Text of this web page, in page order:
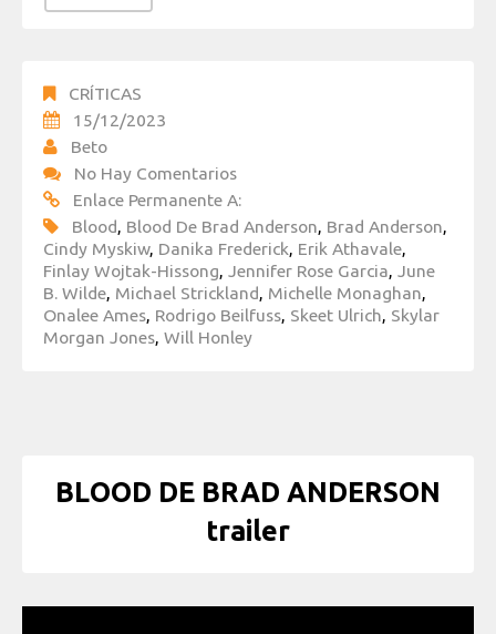
CRÍTICAS
15/12/2023
Beto
No Hay Comentarios
Enlace Permanente A:
Blood, Blood De Brad Anderson, Brad Anderson,
Cindy Myskiw, Danika Frederick, Erik Athavale,
Finlay Wojtak-Hissong, Jennifer Rose Garcia, June
B. Wilde, Michael Strickland, Michelle Monaghan,
Onalee Ames, Rodrigo Beilfuss, Skeet Ulrich, Skylar
Morgan Jones, Will Honley
BLOOD DE BRAD ANDERSON
trailer